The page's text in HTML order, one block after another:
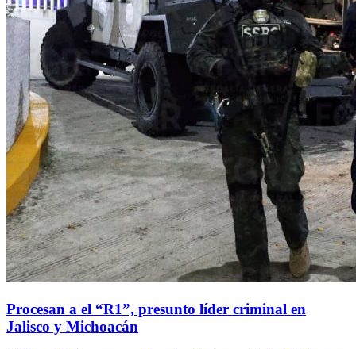
Procesan a el “R1”, presunto líder criminal en
Jalisco y Michoacán